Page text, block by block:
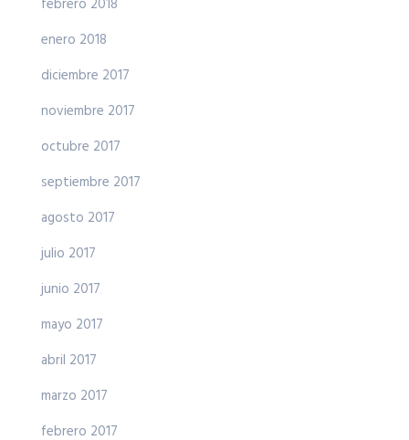
febrero 2018
enero 2018
diciembre 2017
noviembre 2017
octubre 2017
septiembre 2017
agosto 2017
julio 2017
junio 2017
mayo 2017
abril 2017
marzo 2017
febrero 2017